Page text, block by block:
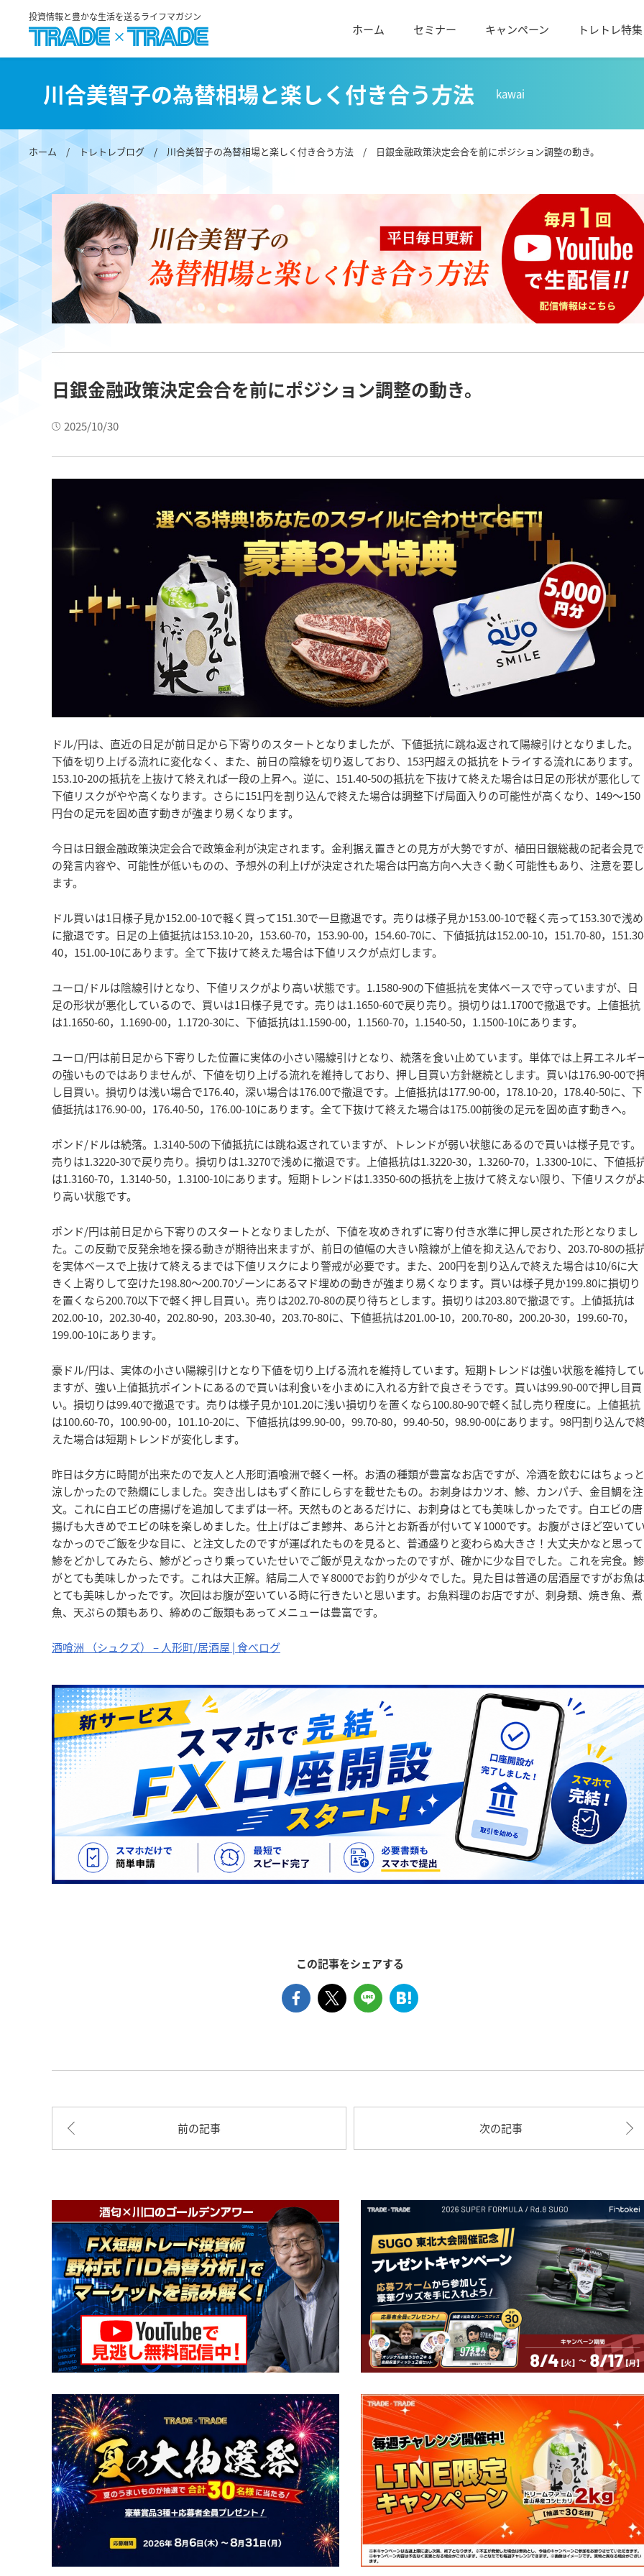
投資情報と豊かな生活を送るライフマガジン
ホーム セミナー キャンペーン トレトレ特集
川合美智子の為替相場と楽しく付き合う方法 kawai
ホーム /トレトレブログ / 川合美智子の為替相場と楽しく付き合う方法 / 日銀金融政策決定会合を前にポジション調整の動き。
日銀金融政策決定会合を前にポジション調整の動き。
2025/10/30
ドル/円は、直近の日足が前日足から下寄りのスタートとなりましたが、下値抵抗に跳ね返されて陽線引けとなりました。
下値を切り上げる流れに変化なく、また、前日の陰線を切り返しており、153円超えの抵抗をトライする流れにあります。
153.10-20の抵抗を上抜けて終えれば一段の上昇へ。逆に、151.40-50の抵抗を下抜けて終えた場合は日足の形状が悪化して
下値リスクがやや高くなります。さらに151円を割り込んで終えた場合は調整下げ局面入りの可能性が高くなり、149～150
円台の足元を固め直す動きが強まり易くなります。
今日は日銀金融政策決定会合で政策金利が決定されます。金利据え置きとの見方が大勢ですが、植田日銀総裁の記者会見で
の発言内容や、可能性が低いものの、予想外の利上げが決定された場合は円高方向へ大きく動く可能性もあり、注意を要し
ます。
ドル買いは1日様子見か152.00-10で軽く買って151.30で一旦撤退です。売りは様子見か153.00-10で軽く売って153.30で浅め
に撤退です。日足の上値抵抗は153.10-20，153.60-70，153.90-00，154.60-70に、下値抵抗は152.00-10，151.70-80，
40，151.00-10にあります。全て下抜けて終えた場合は下値リスクが点灯します。
ユーロ/ドルは陰線引けとなり、下値リスクがより高い状態です。1.1580-90の下値抵抗を実体ベースで守っていますが、日
足の形状が悪化しているので、買いは1日様子見です。売りは1.1650-60で戻り売り。損切りは1.1700で撤退です。上値抵抗
は1.1650-60，1.1690-00，1.1720-30に、下値抵抗は1.1590-00，1.1560-70，1.1540-50，1.1500-10にあります。
ユーロ/円は前日足から下寄りした位置に実体の小さい陽線引けとなり、続落を食い止めています。単体では上昇エネルギ
の強いものではありませんが、下値を切り上げる流れを維持しており、押し目買い方針継続とします。買いは176.90-00で
し目買い。損切りは浅い場合で176.40，深い場合は176.00で撤退です。上値抵抗は177.90-00，178.10-20，178.40-50に、下
値抵抗は176.90-00，176.40-50，176.00-10にあります。全て下抜けて終えた場合は175.00前後の足元を固め直す動きへ。
ポンド/ドルは続落。1.3140-50の下値抵抗には跳ね返されていますが、トレンドが弱い状態にあるので買いは様子見です。
売りは1.3220-30で戻り売り。損切りは1.3270で浅めに撤退です。上値抵抗は1.3220-30，1.3260-70，1.3300-10に、下値抵
は1.3160-70，1.3140-50，1.3100-10にあります。短期トレンドは1.3350-60の抵抗を上抜けて終えない限り、下値リスクが
り高い状態です。
ポンド/円は前日足から下寄りのスタートとなりましたが、下値を攻めきれずに寄り付き水準に押し戻された形となりまし
た。この反動で反発余地を探る動きが期待出来ますが、前日の値幅の大きい陰線が上値を抑え込んでおり、203.70-80の抵
を実体ベースで上抜けて終えるまでは下値リスクにより警戒が必要です。また、200円を割り込んで終えた場合は10/6に大
きく上寄りして空けた198.80～200.70ゾーンにあるマド埋めの動きが強まり易くなります。買いは様子見か199.80に損切り
を置くなら200.70以下で軽く押し目買い。売りは202.70-80の戻り待ちとします。損切りは203.80で撤退です。上値抵抗は
202.00-10，202.30-40，202.80-90，203.30-40，203.70-80に、下値抵抗は201.00-10，200.70-80，200.20-30，199.60-70，
199.00-10にあります。
豪ドル/円は、実体の小さい陽線引けとなり下値を切り上げる流れを維持しています。短期トレンドは強い状態を維持して
ますが、強い上値抵抗ポイントにあるので買いは利食いを小まめに入れる方針で良さそうです。買いは99.90-00で押し目買
い。損切りは99.40で撤退です。売りは様子見か101.20に浅い損切りを置くなら100.80-90で軽く試し売り程度に。上値抵抗
は100.60-70，100.90-00，101.10-20に、下値抵抗は99.90-00，99.70-80，99.40-50，98.90-00にあります。98円割り込んで
えた場合は短期トレンドが変化します。
昨日は夕方に時間が出来たので友人と人形町酒喰洲で軽く一杯。お酒の種類が豊富なお店ですが、冷酒を飲むにはちょっと
涼しかったので熱燗にしました。突き出しはもずく酢にしらすを載せたもの。お刺身はカツオ、鯵、カンパチ、金目鯛を注
文。これに白エビの唐揚げを追加してまずは一杯。天然ものとあるだけに、お刺身はとても美味しかったです。白エビの唐
揚げも大きめでエビの味を楽しめました。仕上げはごま鯵丼、あら汁とお新香が付いて￥1000です。お腹がさほど空いて
なかっのでご飯を少な目に、と注文したのですが運ばれたものを見ると、普通盛りと変わらぬ大きさ！大丈夫かなと思って
鯵をどかしてみたら、鯵がどっさり乗っていたせいでご飯が見えなかったのですが、確かに少な目でした。これを完食。鯵
がとても美味しかったです。これは大正解。結局二人で￥8000でお釣りが少々でした。見た目は普通の居酒屋ですがお魚は
とても美味しかったです。次回はお腹が空いている時に行きたいと思います。お魚料理のお店ですが、刺身類、焼き魚、煮
魚、天ぷらの類もあり、締めのご飯類もあってメニューは豊富です。
酒喰洲 （シュクズ） – 人形町/居酒屋 | 食べログ
この記事をシェアする
前の記事 次の記事